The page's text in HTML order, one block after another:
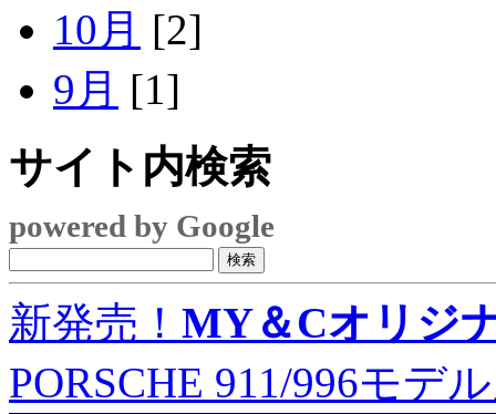
10月 [2]
9月 [1]
サイト内検索
powered by Google
新発売！ MY＆Cオリジ
PORSCHE 911/996モデ